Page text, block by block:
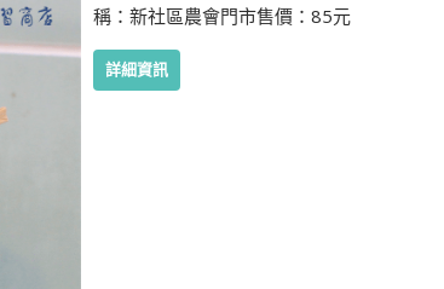
稱：新社區農會門市售價：85元
詳細資訊